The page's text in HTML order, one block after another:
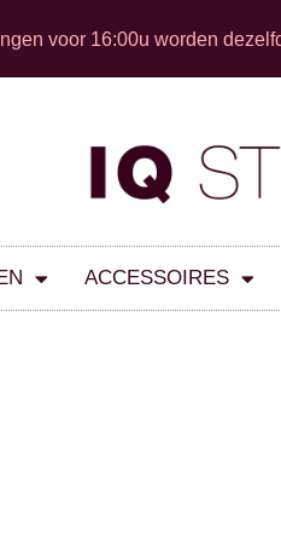
voor 16:00u worden
ACCESSOIRES